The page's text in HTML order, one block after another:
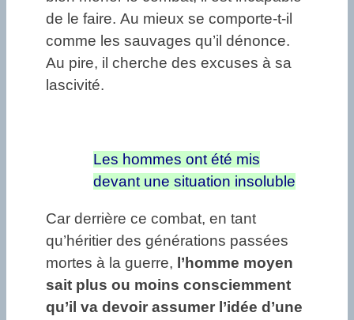
de le faire. Au mieux se comporte-t-il
comme les sauvages qu’il dénonce.
Au pire, il cherche des excuses à sa
lascivité.
Les hommes ont été mis
devant une situation insoluble
Car derrière ce combat, en tant
qu’héritier des générations passées
mortes à la guerre, l’homme moyen
sait plus ou moins consciemment
qu’il va devoir assumer l’idée d’une